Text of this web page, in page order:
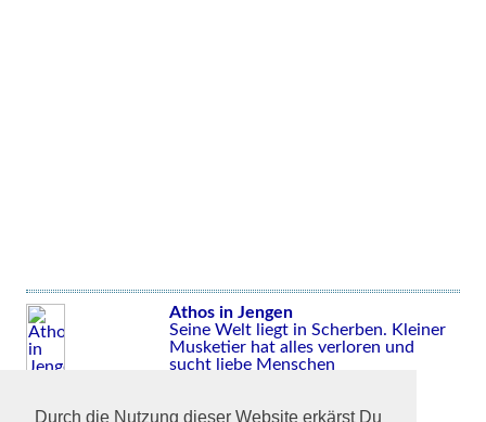
Durch die Nutzung dieser Website erkärst Du
Athos in Jengen
Seine Welt liegt in Scherben. Kleiner
Musketier hat alles verloren und
sucht liebe Menschen